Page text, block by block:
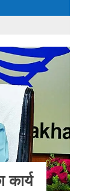
कार्य